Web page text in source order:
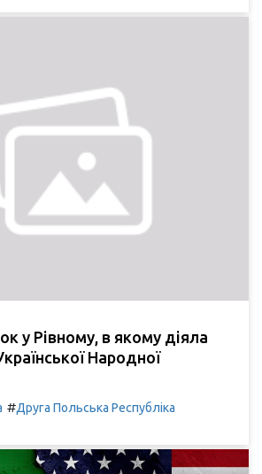
у Рівному, в якому діяла
Народної
#Друга Польська Республіка